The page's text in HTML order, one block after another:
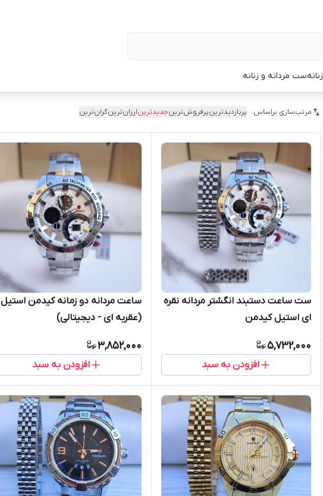
زنانهست مردانه و زنانه
مرتب‌سازی براساس: پربازدیدترینپرفروش‌ترینجدیدترینارزان‌ترینگران‌ترین
ست ساعت دستبند انگشتر مردانه نقره
ای استیل کیدمن
5,732,000
افزودن به سبد
ساعت مردانه دو زمانه کیدمن استیل
(عقربه ای - دیجیتالی)
3,852,000
افزودن به سبد